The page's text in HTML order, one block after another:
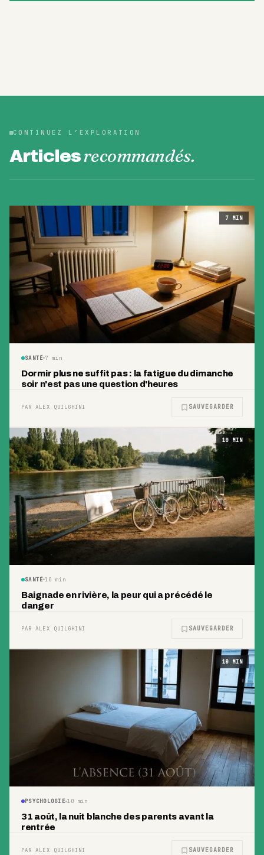
CONTINUEZ L’EXPLORATION
Articlesrecommandés.
7 MIN
SANTÉ 7 min
Dormir plus ne suffit pas : la fatigue du dimanche
soir n'est pas une question d'heures
PAR ALEX QUILGHINI SAUVEGARDER
10 MIN
SANTÉ 10 min
Baignade en rivière, la peur qui a précédé le
danger
PAR ALEX QUILGHINI SAUVEGARDER
10 MIN
PSYCHOLOGIE 10 min
31 août, la nuit blanche des parents avant la
rentrée
PAR ALEX QUILGHINI SAUVEGARDER